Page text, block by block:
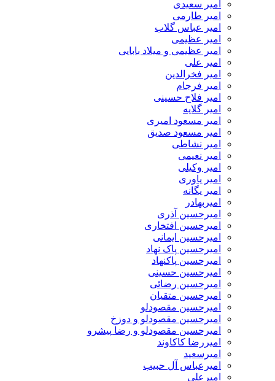
امیر سعیدی
امیر طارمی
امیر عباس گلاب
امیر عظیمی
امیر عظیمی و میلاد بابایی
امیر علی
امیر فخرالدین
امیر فرجام
امیر فلاح حسینی
امیر گلایه
امیر مسعود امیری
امیر مسعود صدیق
امیر نشاطی
امیر نعیمی
امیر وکیلی
امیر یاوری
امیر یگانه
امیربهادر
امیرحسین آذری
امیرحسین افتخاری
امیرحسین ایمانی
امیرحسین پاک نهاد
امیرحسین پاکنهاد
امیرحسین حسینی
امیرحسین رضائی
امیرحسین متقیان
امیرحسین مقصودلو
امیرحسین مقصودلو و دوزخ
امیرحسین مقصودلو و رضا پیشرو
امیررضا کاکاوند
امیرسعید
امیرعباس آل حبیب
امیرعلی